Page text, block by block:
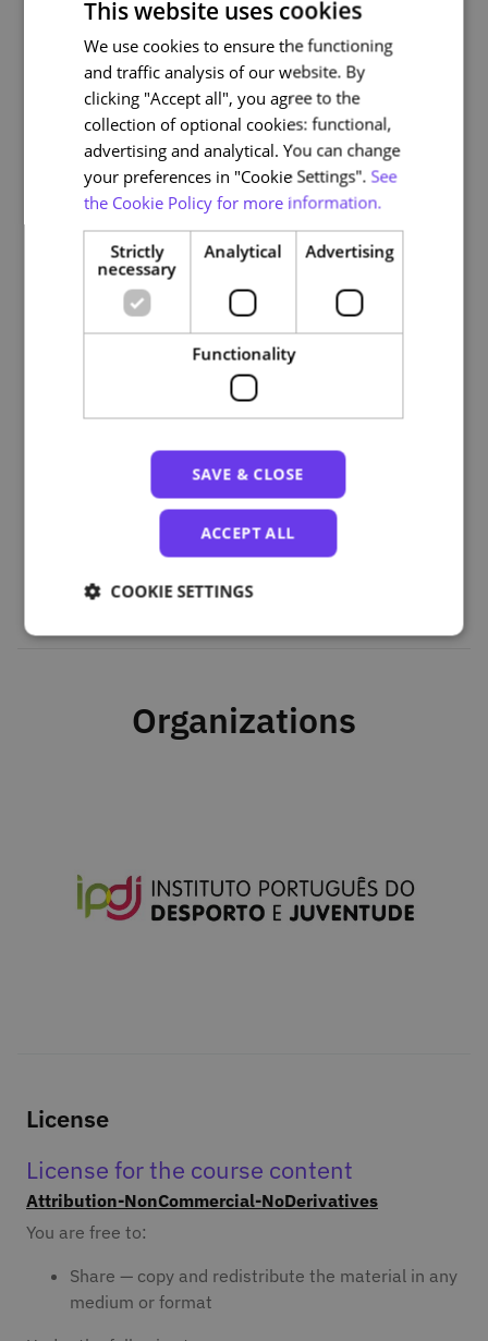
Ao longo do curso terá a oportunidade de testar os
conhecimentos adquiridos através de vários exercícios
de reflexão e quizzes.
Para obter o certificado de participação será
necessário responder a todos os momentos de
avaliação e ter como percentagem mínima 50% de
respostas corretas.
Para efeitos de formação contínua no âmbito do Título
profissional de Treinador de Desporto, consulte o modo
de ambientação para saber como pode pedir o seu
certificado acreditado.
Course plan
Módulo 1 – O que é o ambiente pedagógico?
Módulo 2 – O papel da definição de objetivos e do
feedback no ambiente pedagógico
Módulo 3 – O ambiente pedagógico na prática
Organizations
License
License for the course content
Attribution-NonCommercial-NoDerivatives
You are free to:
Share — copy and redistribute the material in any
medium or format
PORTUGUESE
ENGLISH
This website uses cookies
We use cookies to ensure the functioning
and traffic analysis of our website. By
clicking "Accept all", you agree to the
collection of optional cookies: functional,
advertising and analytical. You can change
your preferences in "Cookie Settings". See
the Cookie Policy for more information.
Strictly
necessary
Analytical Advertising
Functionality
SAVE & CLOSE
ACCEPT ALL
COOKIE SETTINGS